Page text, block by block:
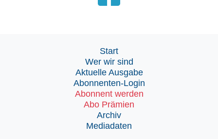
Start
Wer wir sind
Aktuelle Ausgabe
Abonnenten-Login
Abonnent werden
Abo Prämien
Archiv
Mediadaten